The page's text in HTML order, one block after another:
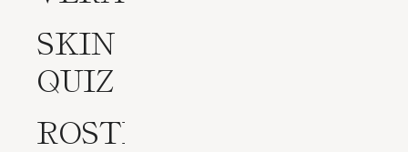
SKIN
QUIZ
ROSTRO